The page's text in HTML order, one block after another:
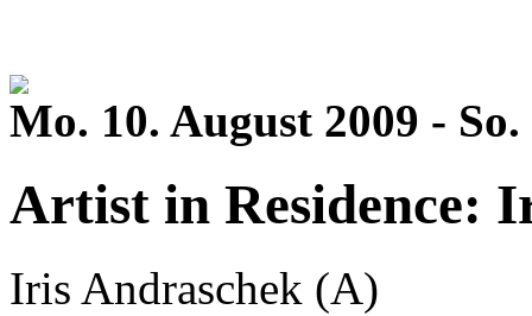
Mo. 10. August 2009 -
Artist in Residence:
Iris Andraschek (A)